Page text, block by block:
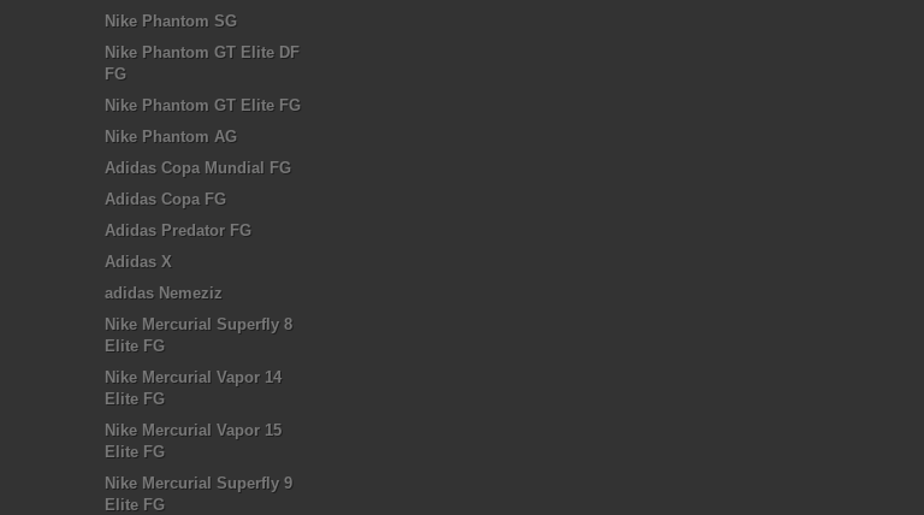
Nike Phantom SG
Nike Phantom GT Elite DF
FG
Nike Phantom GT Elite FG
Nike Phantom AG
Adidas Copa Mundial FG
Adidas Copa FG
Adidas Predator FG
Adidas X
adidas Nemeziz
Nike Mercurial Superfly 8
Elite FG
Nike Mercurial Vapor 14
Elite FG
Nike Mercurial Vapor 15
Elite FG
Nike Mercurial Superfly 9
Elite FG